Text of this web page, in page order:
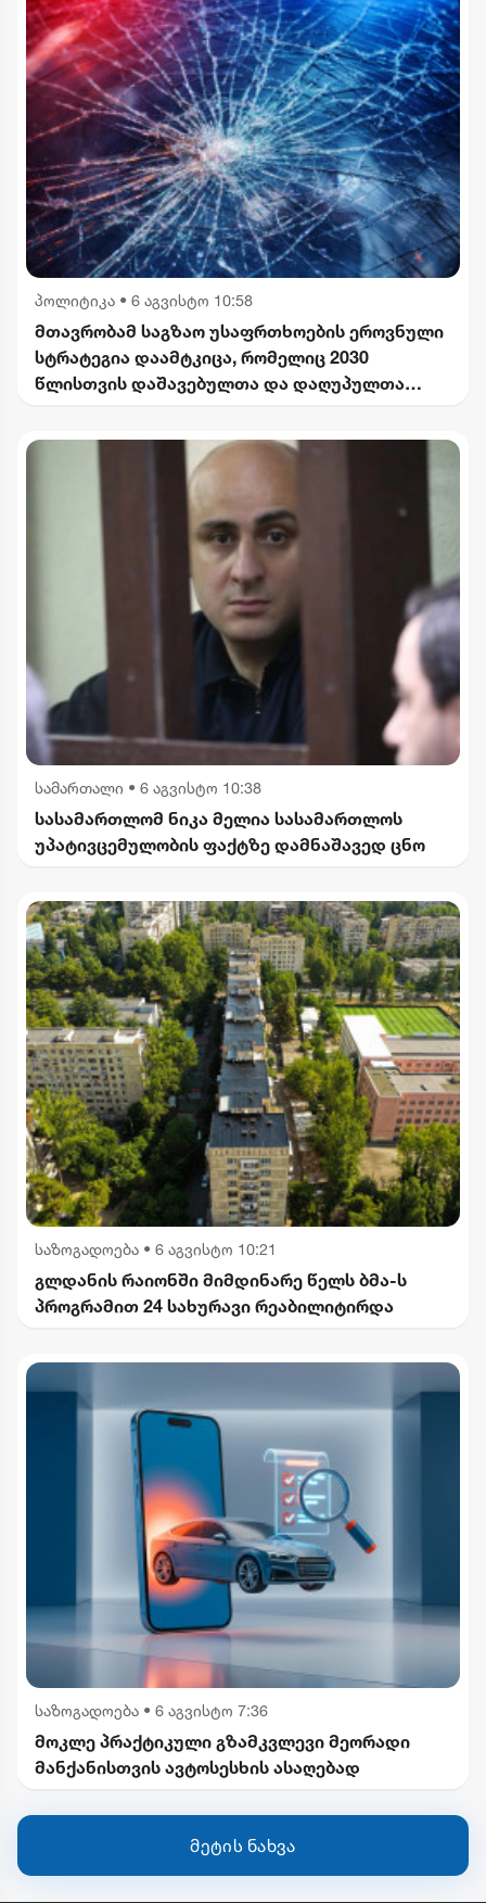
პოლიტიკა • 6 აგვისტო 10:58
მთავრობამ საგზაო უსაფრთხოების ეროვნული
სტრატეგია დაამტკიცა, რომელიც 2030
წლისთვის დაშავებულთა და დაღუპულთა
ითვალისწინებს
სამართალი • 6 აგვისტო 10:38
სასამართლომ ნიკა მელია სასამართლოს
უპატივცემულობის ფაქტზე დამნაშავედ ცნო
საზოგადოება • 6 აგვისტო 10:21
გლდანის რაიონში მიმდინარე წელს ბმა-ს
პროგრამით 24 სახურავი რეაბილიტირდა
საზოგადოება • 6 აგვისტო 7:36
მოკლე პრაქტიკული გზამკვლევი მეორადი
მანქანისთვის ავტოსესხის ასაღებად
მეტის ნახვა